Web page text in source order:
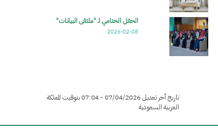
الحفل الختامي لـ "ملتقى البيانات"
2026-02-08
تاريخ آخر تعديل 07/04/2026 - 07:04 بتوقيت المملكة
العربية السعودية